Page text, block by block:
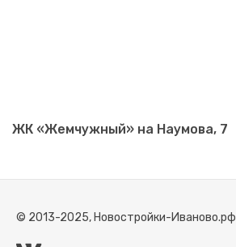
ЖК «Жемчужный» на Наумова, 7
© 2013-2025, Новостройки-Иваново.рф